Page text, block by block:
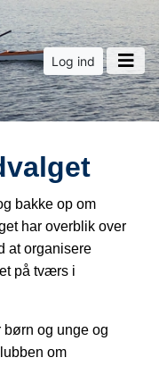
Log ind
bakke op om
har overblik over
at organisere
på tværs i
og unge og
om